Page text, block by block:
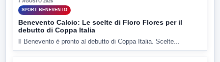
SPORT BENEVENTO
Benevento Calcio: Le scelte di Floro Flores per il
debutto di Coppa Italia
Il Benevento è pronto al debutto di Coppa Italia. Scelte...